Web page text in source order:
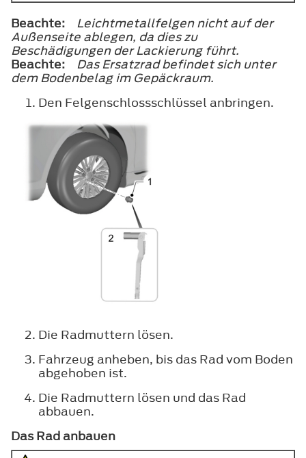
Beachte:
Leichtmetallfelgen nicht auf der
Außenseite ablegen, da dies zu
Beschädigungen der Lackierung führt.
Beachte:
Das Ersatzrad befindet sich unter
dem Bodenbelag im Gepäckraum.
Den Felgenschlossschlüssel anbringen.
Die Radmuttern lösen.
Fahrzeug anheben, bis das Rad vom Boden
abgehoben ist.
Die Radmuttern lösen und das Rad
abbauen.
Das Rad anbauen